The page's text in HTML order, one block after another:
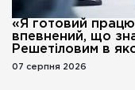
«Я готовий
впевнений, що
Решетіловим в
07 серпня 2026